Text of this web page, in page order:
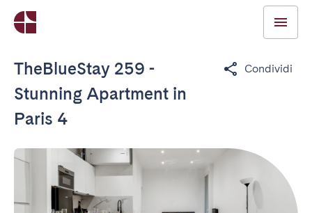
TheBlueStay 259 -
Stunning Apartment in
Paris 4
Condividi